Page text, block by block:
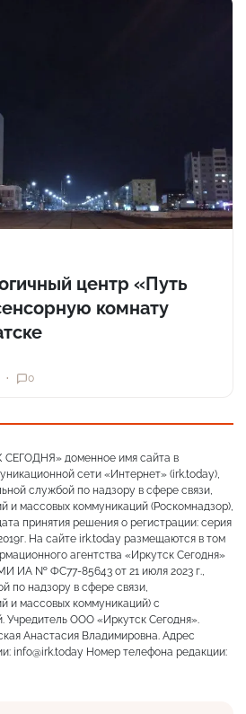
центр «Путь
комнату
0
СЕГОДНЯ» доменное имя сайта в
сети «Интернет» (irk.today),
службой по надзору в сфере связи,
и массовых коммуникаций (Роскомнадзор),
принятия решения о регистрации: серия
На сайте irk.today размещаются в том
агентства «Иркутск Сегодня»
ИА № ФС77-85643 от 21 июля 2023 г.,
по надзору в сфере связи,
и массовых коммуникаций) с
Учредитель ООО «Иркутск Сегодня».
Анастасия Владимировна. Адрес
info@irk.today Номер телефона редакции: